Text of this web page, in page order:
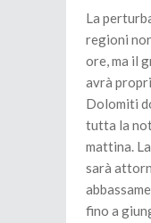
La
regioni
ore, ma il
avrà
Dolomiti
tutta la
mattina.
sarà
fino a